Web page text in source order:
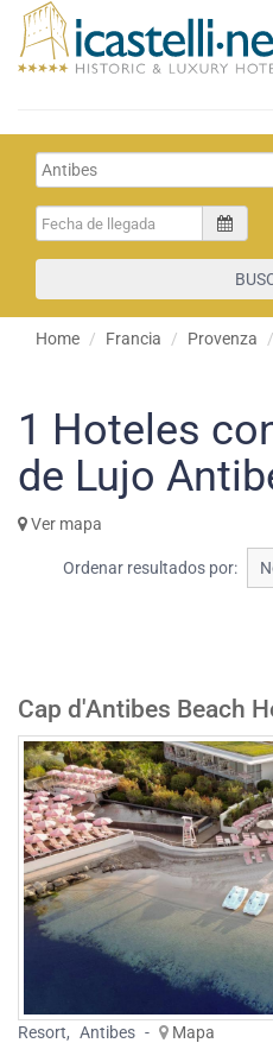
Home Francia Provenza
1 Hoteles
de Lujo
Ver mapa
Ordenar resultados por:
Cap d'Antibes Beach
Resort, Antibes -
Mapa